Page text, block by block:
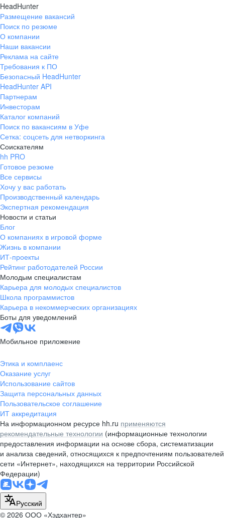
HeadHunter
Размещение вакансий
Поиск по резюме
О компании
Наши вакансии
Реклама на сайте
Требования к ПО
Безопасный HeadHunter
HeadHunter API
Партнерам
Инвесторам
Каталог компаний
Поиск по вакансиям в Уфе
Сетка: соцсеть для нетворкинга
Соискателям
hh PRO
Готовое резюме
Все сервисы
Хочу у вас работать
Производственный календарь
Экспертная рекомендация
Новости и статьи
Блог
О компаниях в игровой форме
Жизнь в компании
ИТ-проекты
Рейтинг работодателей России
Молодым специалистам
Карьера для молодых специалистов
Школа программистов
Карьера в некоммерческих организациях
Боты для уведомлений
Мобильное приложение
Этика и комплаенс
Оказание услуг
Использование сайтов
Защита персональных данных
Пользовательское соглашение
ИТ аккредитация
На информационном ресурсе hh.ru применяются
рекомендательные технологии (информационные технологии
предоставления информации на основе сбора, систематизации
и анализа сведений, относящихся к предпочтениям пользователей
сети «Интернет», находящихся на территории Российской
Федерации)
Русский
© 2026 ООО «Хэдхантер»